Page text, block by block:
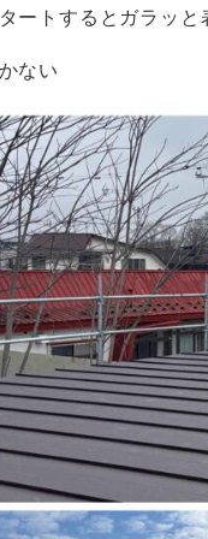
ートするとガラッ
ない